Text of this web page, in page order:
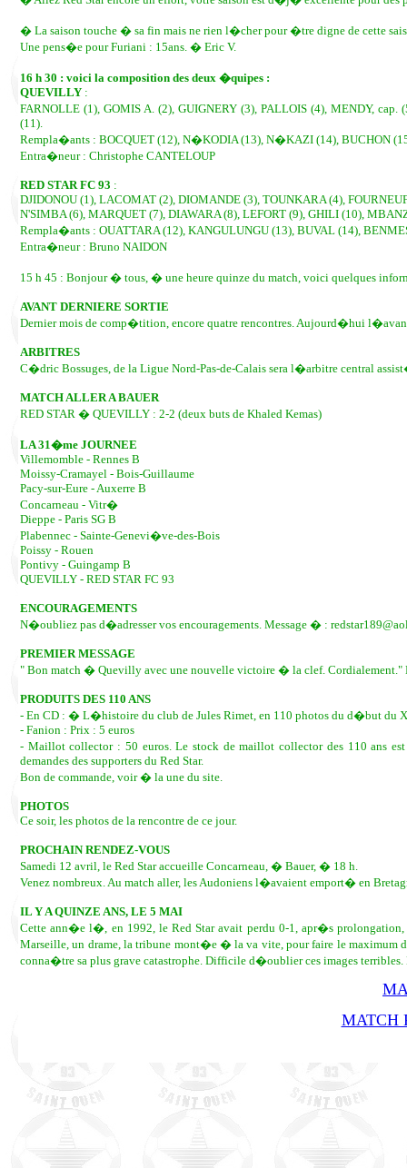
� La saison touche � sa fin mais ne rien l�cher pour �tre digne de cette
Une pens�e pour Furiani : 15ans. � Eric V.
16 h 30 : voici la composition des deux �quipes :
QUEVILLY :
FARNOLLE (1), GOMIS A. (2), GUIGNERY (3), PALLOIS (4), MENDY,
(11).
Rempla�ants : BOCQUET (12), N�KODIA (13), N�KAZI (14), BUCHON
Entra�neur : Christophe CANTELOUP
RED STAR FC 93 :
DJIDONOU (1), LACOMAT (2), DIOMANDE (3), TOUNKARA (4),
N'SIMBA (6), MARQUET (7), DIAWARA (8), LEFORT (9), GHILI (10),
Rempla�ants : OUATTARA (12), KANGULUNGU (13), BUVAL (14),
Entra�neur : Bruno NAIDON
15 h 45 : Bonjour � tous, � une heure quinze du match, voici quelques
AVANT DERNIERE SORTIE
Dernier mois de comp�tition, encore quatre rencontres. Aujourd�hui
ARBITRES
C�dric Bossuges, de la Ligue Nord-Pas-de-Calais sera l�arbitre central
MATCH ALLER A BAUER
RED STAR � QUEVILLY : 2-2 (deux buts de Khaled Kemas)
LA 31�me JOURNEE
Villemomble - Rennes B
Moissy-Cramayel - Bois-Guillaume
Pacy-sur-Eure - Auxerre B
Concarneau - Vitr�
Dieppe - Paris SG B
Plabennec - Sainte-Genevi�ve-des-Bois
Poissy - Rouen
Pontivy - Guingamp B
QUEVILLY - RED STAR FC 93
ENCOURAGEMENTS
N�oubliez pas d�adresser vos encouragements. Message � :
PREMIER MESSAGE
" Bon match � Quevilly avec une nouvelle victoire � la clef. Cordialement."
PRODUITS DES 110 ANS
- En CD : � L�histoire du club de Jules Rimet, en 110 photos du d�but
- Fanion : Prix : 5 euros
- Maillot collector : 50 euros. Le stock de maillot collector des 110 ans
demandes des supporters du Red Star.
Bon de commande, voir � la une du site.
PHOTOS
Ce soir, les photos de la rencontre de ce jour.
PROCHAIN RENDEZ-VOUS
Samedi 12 avril, le Red Star accueille Concarneau, � Bauer, � 18 h.
Venez nombreux. Au match aller, les Audoniens l�avaient emport� en
IL Y A QUINZE ANS, LE 5 MAI
Cette ann�e l�, en 1992, le Red Star avait perdu 0-1, apr�s
Marseille, un drame, la tribune mont�e � la va vite, pour faire le
conna�tre sa plus grave catastrophe. Difficile d�oublier ces images
MATCH